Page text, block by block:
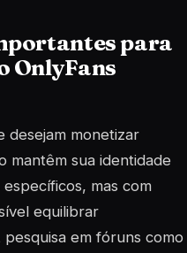
para
OnlyFans
desejam monetizar
mantêm sua identidade
mas com
equilibrar
em fóruns como